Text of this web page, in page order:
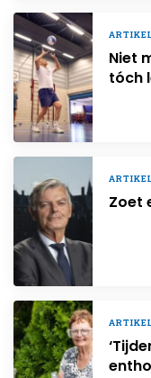
Niet
tóch
Zoet